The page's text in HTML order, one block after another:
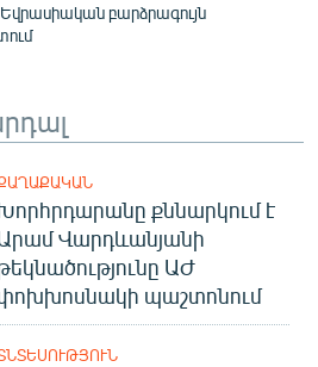
բարձրագույն
քննարկում է
Վարդևանյանի
ԱԺ
պաշտոնում